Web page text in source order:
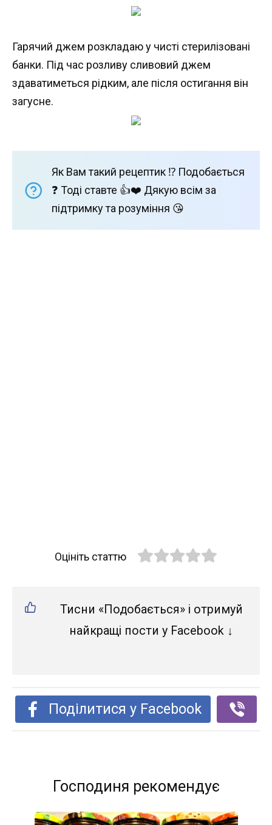
Гарячий джем розкладаю у чисті стерилізовані
банки. Під час розливу сливовий джем
здаватиметься рідким, але після остигання він
загусне.
Як Вам такий рецептик ⁉️ Подобається
❓ Тоді ставте 👍❤️ Дякую всім за
підтримку та розуміння 😘
Оцініть статтю
Тисни «Подобається» і отримуй
найкращі пости у Facebook ↓
Поділитися у Facebook
Господиня рекомендує